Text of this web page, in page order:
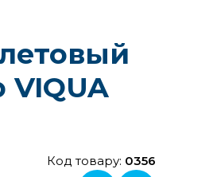
VIQUA
Код товару: 0356